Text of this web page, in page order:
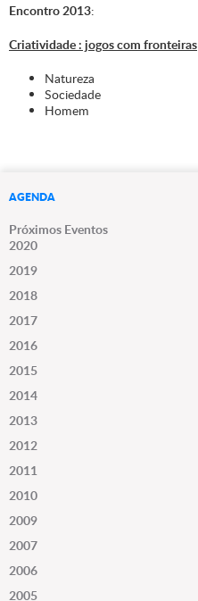
Encontro 2013:
Criatividade : jogos com fronteiras
Natureza
Sociedade
Homem
AGENDA
Próximos Eventos
2020
2019
2018
2017
2016
2015
2014
2013
2012
2011
2010
2009
2007
2006
2005